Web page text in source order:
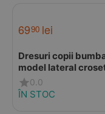
6990 lei
Dresuri copii
model lateral
perforatii, crem,
0.0
ÎN STOC